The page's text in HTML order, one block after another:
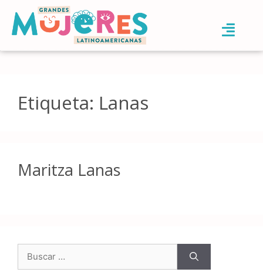
Etiqueta: Lanas
Maritza Lanas